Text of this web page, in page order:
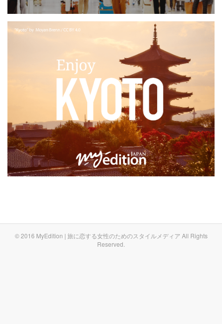
© 2016 MyEdition | 旅に恋する女性のためのスタイルメディア All Rights
Reserved.